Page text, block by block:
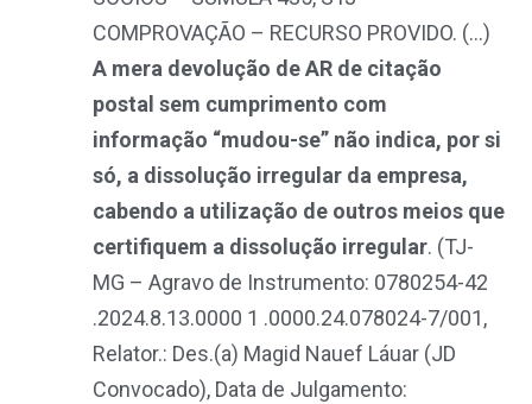
COMPROVAÇÃO – RECURSO PROVIDO. (…)
A mera devolução de AR de citação
postal sem cumprimento com
informação “mudou-se” não indica, por si
só, a dissolução irregular da empresa,
cabendo a utilização de outros meios que
certifiquem a dissolução irregular. (TJ-
MG – Agravo de Instrumento: 0780254-42
.2024.8.13.0000 1 .0000.24.078024-7/001,
Relator.: Des.(a) Magid Nauef Láuar (JD
Convocado), Data de Julgamento: